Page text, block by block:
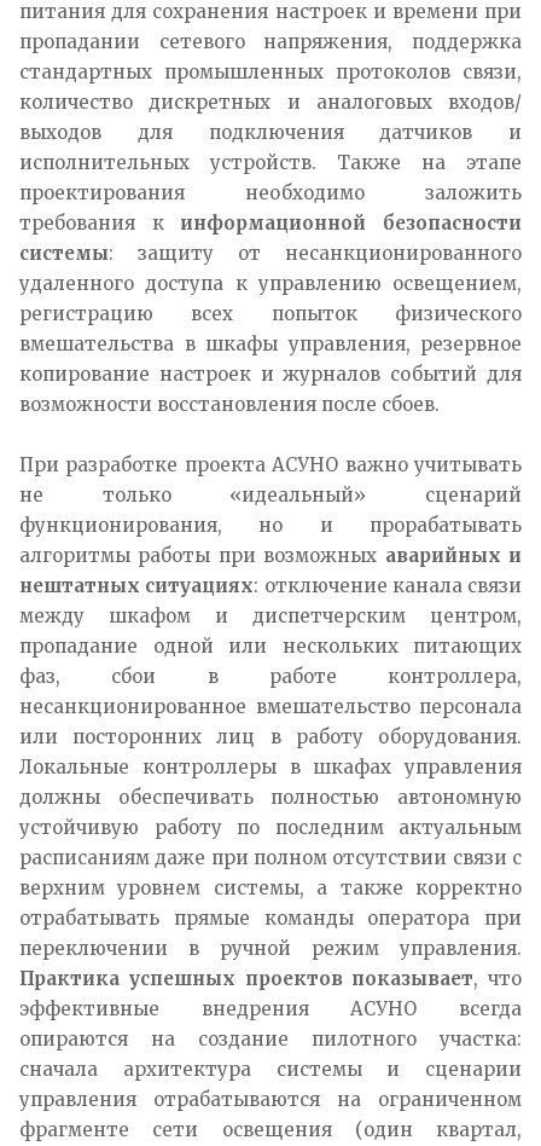
питания для сохранения настроек и времени при
пропадании сетевого напряжения, поддержка
стандартных промышленных протоколов связи,
количество дискретных и аналоговых входов/
выходов для подключения датчиков и
исполнительных устройств. Также на этапе
проектирования необходимо заложить
требования к информационной безопасности
системы: защиту от несанкционированного
удаленного доступа к управлению освещением,
регистрацию всех попыток физического
вмешательства в шкафы управления, резервное
копирование настроек и журналов событий для
возможности восстановления после сбоев.​
При разработке проекта АСУНО важно учитывать
не только «идеальный» сценарий
функционирования, но и прорабатывать
алгоритмы работы при возможных аварийных и
нештатных ситуациях: отключение канала связи
между шкафом и диспетчерским центром,
пропадание одной или нескольких питающих
фаз, сбои в работе контроллера,
несанкционированное вмешательство персонала
или посторонних лиц в работу оборудования.
Локальные контроллеры в шкафах управления
должны обеспечивать полностью автономную
устойчивую работу по последним актуальным
расписаниям даже при полном отсутствии связи с
верхним уровнем системы, а также корректно
отрабатывать прямые команды оператора при
переключении в ручной режим управления.
Практика успешных проектов показывает, что
эффективные внедрения АСУНО всегда
опираются на создание пилотного участка:
сначала архитектура системы и сценарии
управления отрабатываются на ограниченном
фрагменте сети освещения (один квартал,